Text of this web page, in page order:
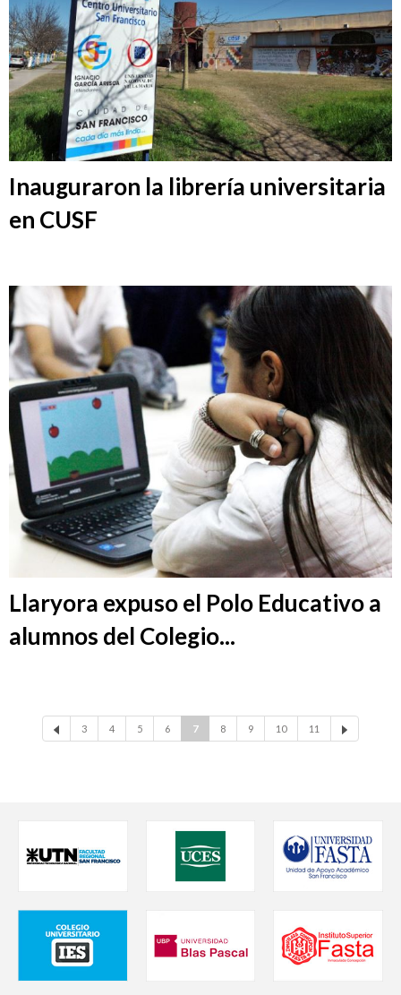
Inauguraron la librería universitaria
en CUSF
Llaryora expuso el Polo Educativo a
alumnos del Colegio...
3 4 5 6 7 8 9 10 11